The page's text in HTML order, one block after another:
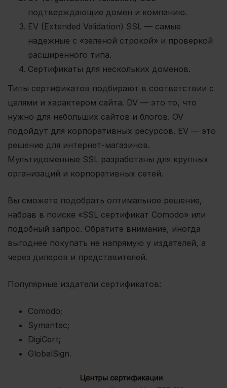
подтверждающие домен и компанию.
EV (Extended Validation) SSL — самые
надежные с «зеленой строкой» и проверкой
расширенного типа.
Сертификаты для нескольких доменов.
Типы сертификатов подбирают в соответствии с
целями и характером сайта. DV — это то, что
нужно для небольших сайтов и блогов. OV
подойдут для корпоративных ресурсов. EV — это
решение для интернет-магазинов.
Мультидоменные SSL разработаны для крупных
организаций и корпоративных сетей.
Вы сможете подобрать оптимальное решение,
набрав в поиске «SSL сертификат Comodo» или
подобный запрос. Обратите внимание, иногда
выгоднее покупать не напрямую у издателей, а
через дилеров и представителей.
Популярные издатели сертификатов:
Comodo;
Symantec;
DigiCert;
GlobalSign.